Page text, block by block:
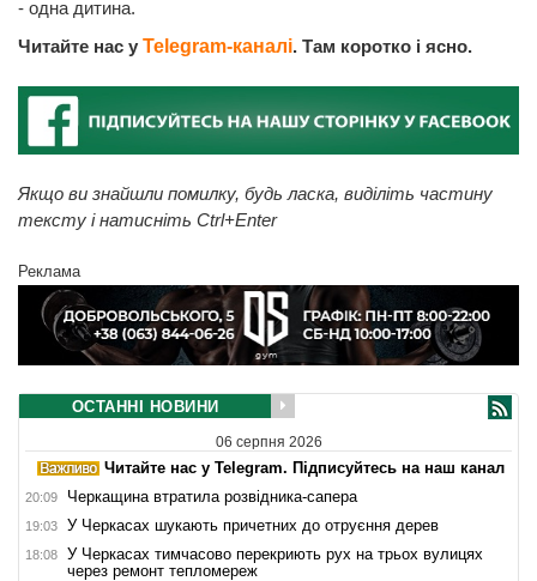
- одна дитина.
Читайте нас у Telegram-каналі. Там коротко і ясно.
Якщо ви знайшли помилку, будь ласка, виділіть частину
тексту і натисніть Ctrl+Enter
Реклама
ОСТАННІ НОВИНИ
06 серпня 2026
Читайте нас у Telegram. Підписуйтесь на наш канал
20:09 Черкащина втратила розвідника-сапера
19:03 У Черкасах шукають причетних до отруєння дерев
18:08
У Черкасах тимчасово перекриють рух на трьох вулицях
через ремонт тепломереж